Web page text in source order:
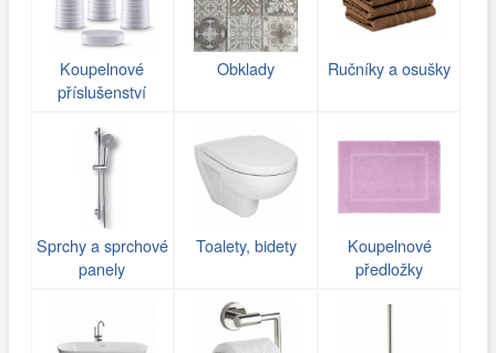
Koupelnové
příslušenství
Obklady Ručníky a osušky
Sprchy a sprchové
panely
Toalety, bidety
Koupelnové
předložky